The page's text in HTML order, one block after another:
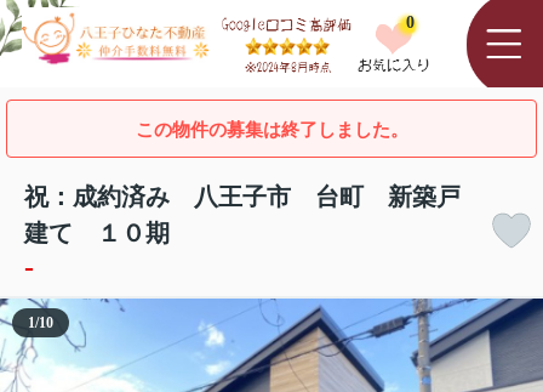
0
この物件の募集は終了しました。
祝：成約済み 八王子市 台町 新築戸
建て １０期
-
1/10